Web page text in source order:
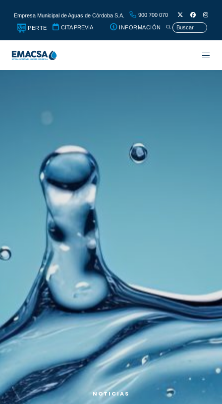
Empresa Municipal de Aguas de Córdoba S.A. 900 700 070
PERTE CITA PREVIA INFORMACIÓN
NOTICIAS